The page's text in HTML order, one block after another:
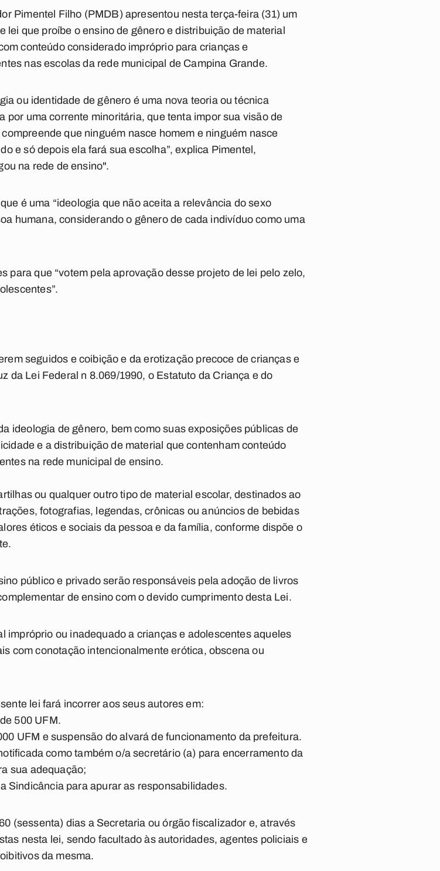
Pimentel Filho (PMDB) apresentou nesta terça-feira (31) um
lei que proíbe o ensino de gênero e distribuição de material
conteúdo considerado impróprio para crianças e
nas escolas da rede municipal de Campina Grande.
ou identidade de gênero é uma nova teoria ou técnica
por uma corrente minoritária, que tenta impor sua visão de
que ninguém nasce homem e ninguém nasce
e só depois ela fará sua escolha”, explica Pimentel,
na rede de ensino".
é uma “ideologia que não aceita a relevância do sexo
humana, considerando o gênero de cada indivíduo como uma
para que “votem pela aprovação desse projeto de lei pelo zelo,
seguidos e coibição e da erotização precoce de crianças e
da Lei Federal n 8.069/1990, o Estatuto da Criança e do
ideologia de gênero, bem como suas exposições públicas de
e a distribuição de material que contenham conteúdo
na rede municipal de ensino.
ou qualquer outro tipo de material escolar, destinados ao
fotografias, legendas, crônicas ou anúncios de bebidas
éticos e sociais da pessoa e da família, conforme dispõe o
público e privado serão responsáveis pela adoção de livros
de ensino com o devido cumprimento desta Lei.
impróprio ou inadequado a crianças e adolescentes aqueles
com conotação intencionalmente erótica, obscena ou
lei fará incorrer aos seus autores em:
500 UFM.
UFM e suspensão do alvará de funcionamento da prefeitura.
como também o/a secretário (a) para encerramento da
sua adequação;
Sindicância para apurar as responsabilidades.
(sessenta) dias a Secretaria ou órgão fiscalizador e, através
nesta lei, sendo facultado às autoridades, agentes policiais e
da mesma.